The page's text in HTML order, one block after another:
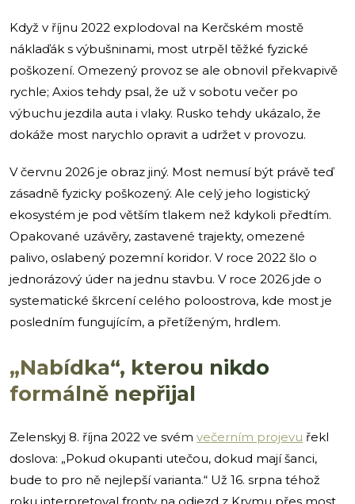
Když v říjnu 2022 explodoval na Kerčském mostě
náklaďák s výbušninami, most utrpěl těžké fyzické
poškození. Omezený provoz se ale obnovil překvapivě
rychle; Axios tehdy psal, že už v sobotu večer po
výbuchu jezdila auta i vlaky. Rusko tehdy ukázalo, že
dokáže most narychlo opravit a udržet v provozu.
V červnu 2026 je obraz jiný. Most nemusí být právě teď
zásadně fyzicky poškozený. Ale celý jeho logistický
ekosystém je pod větším tlakem než kdykoli předtím.
Opakované uzávěry, zastavené trajekty, omezené
palivo, oslabený pozemní koridor. V roce 2022 šlo o
jednorázový úder na jednu stavbu. V roce 2026 jde o
systematické škrcení celého poloostrova, kde most je
posledním fungujícím, a přetíženým, hrdlem.
„Nabídka“, kterou nikdo
formálně nepřijal
Zelenskyj 8. října 2022 ve svém večerním projevu řekl
doslova: „Pokud okupanti utečou, dokud mají šanci,
bude to pro ně nejlepší varianta.“ Už 16. srpna téhož